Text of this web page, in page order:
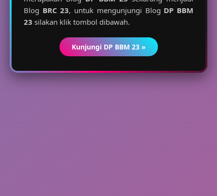
Blog BRC 23, untuk mengunjungi Blog DP BBM
23 silakan klik tombol dibawah.
Kunjungi DP BBM 23 »